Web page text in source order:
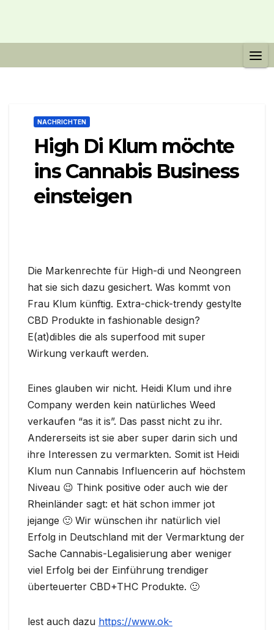
NACHRICHTEN
High Di Klum möchte
ins Cannabis Business
einsteigen
Die Markenrechte für High-di und Neongreen
hat sie sich dazu gesichert. Was kommt von
Frau Klum künftig. Extra-chick-trendy gestylte
CBD Produkte in fashionable design?
E(at)dibles die als superfood mit super
Wirkung verkauft werden.
Eines glauben wir nicht. Heidi Klum und ihre
Company werden kein natürliches Weed
verkaufen “as it is”. Das passt nicht zu ihr.
Andererseits ist sie aber super darin sich und
ihre Interessen zu vermarkten. Somit ist Heidi
Klum nun Cannabis Influencerin auf höchstem
Niveau 😉 Think positive oder auch wie der
Rheinländer sagt: et hät schon immer jot
jejange 🙂 Wir wünschen ihr natürlich viel
Erfolg in Deutschland mit der Vermarktung der
Sache Cannabis-Legalisierung aber weniger
viel Erfolg bei der Einführung trendiger
überteuerter CBD+THC Produkte. 🙂
lest auch dazu https://www.ok-